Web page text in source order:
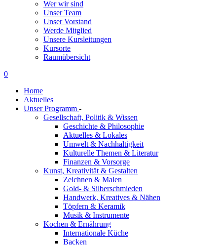
Wer wir sind
Unser Team
Unser Vorstand
Werde Mitglied
Unsere Kursleitungen
Kursorte
Raumübersicht
0
Home
Aktuelles
Unser Programm -
Gesellschaft, Politik & Wissen
Geschichte & Philosophie
Aktuelles & Lokales
Umwelt & Nachhaltigkeit
Kulturelle Themen & Literatur
Finanzen & Vorsorge
Kunst, Kreativität & Gestalten
Zeichnen & Malen
Gold- & Silberschmieden
Handwerk, Kreatives & Nähen
Töpfern & Keramik
Musik & Instrumente
Kochen & Ernährung
Internationale Küche
Backen